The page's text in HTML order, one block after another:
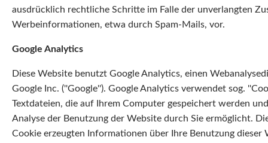
ausdrücklich rechtliche Schritte im Falle der unverlangten
Werbeinformationen, etwa durch Spam-Mails, vor.
Google Analytics
Diese Website benutzt Google Analytics, einen
Google Inc. (''Google''). Google Analytics verwendet sog.
Textdateien, die auf Ihrem Computer gespeichert werden
Analyse der Benutzung der Website durch Sie ermöglicht.
Cookie erzeugten Informationen über Ihre Benutzung dieser